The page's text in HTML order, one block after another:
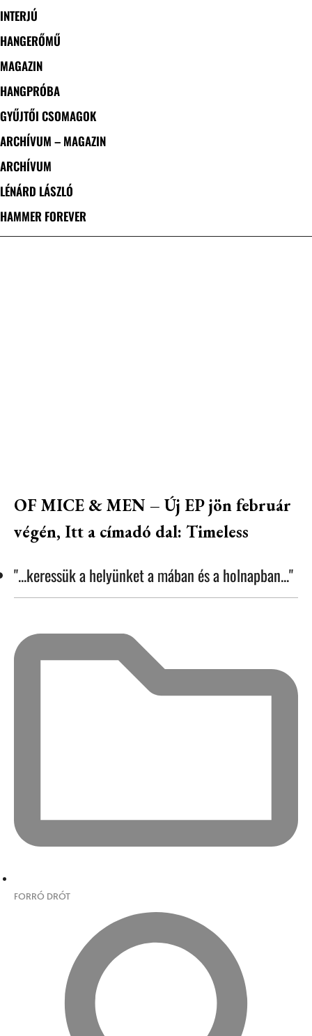
INTERJÚ
HANGERŐMŰ
MAGAZIN
HANGPRÓBA
GYŰJTŐI CSOMAGOK
ARCHÍVUM – MAGAZIN
ARCHÍVUM
LÉNÁRD LÁSZLÓ
HAMMER FOREVER
OF MICE & MEN – Új EP jön február
végén, Itt a címadó dal: Timeless
"...keressük a helyünket a mában és a holnapban..."
FORRÓ DRÓT